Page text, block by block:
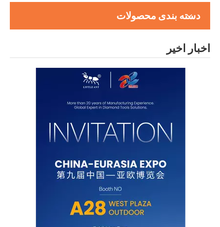
دسته بندی محصولات
اخبار اخیر